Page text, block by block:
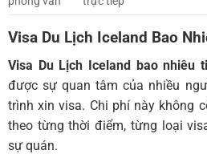
Visa Du Lịch Iceland Bao
Visa Du Lịch Iceland bao nhiêu
được sự quan tâm của nhiều
trình xin visa. Chi phí này không
theo từng thời điểm, từng loại
sự quán.